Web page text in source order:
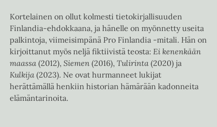
Kortelainen on ollut kolmesti tietokirjallisuuden
Finlandia-ehdokkaana, ja hänelle on myönnetty useita
palkintoja, viimeisimpänä Pro Finlandia -mitali. Hän on
kirjoittanut myös neljä fiktiivistä teosta: Ei kenenkään
maassa (2012), Siemen (2016), Tulirinta (2020) ja
Kulkija (2023). Ne ovat hurmanneet lukijat
herättämällä henkiin historian hämärään kadonneita
elämäntarinoita.